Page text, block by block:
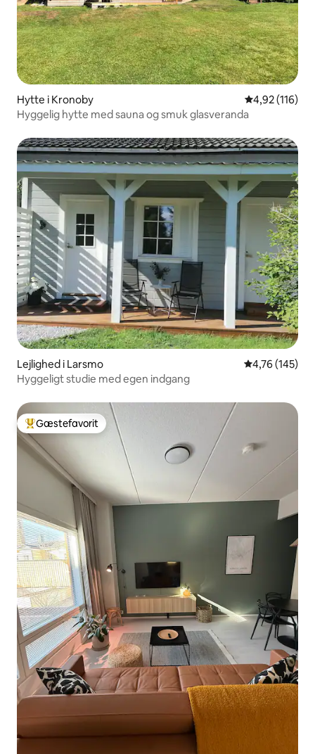
Hytte i Kronoby 4,92 ud af 5 i
4,92 (116)
Hyggelig hytte med sauna og smuk glasveranda
Lejlighed i Larsmo 4,76 ud af 5 i
4,76 (145)
Hyggeligt studie med egen indgang
Bedste gæstefavorit
Gæstefavorit